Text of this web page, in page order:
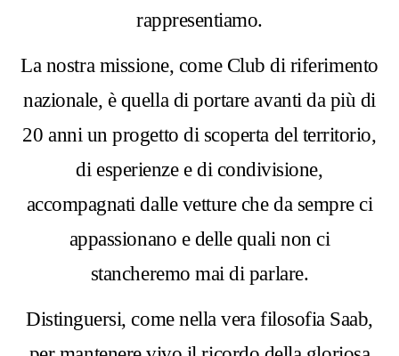
rappresentiamo.
La nostra missione, come Club di riferimento
nazionale, è quella di portare avanti da più di
20 anni un progetto di scoperta del territorio,
di esperienze e di condivisione,
accompagnati dalle vetture che da sempre ci
appassionano e delle quali non ci
stancheremo mai di parlare.
Distinguersi, come nella vera filosofia Saab,